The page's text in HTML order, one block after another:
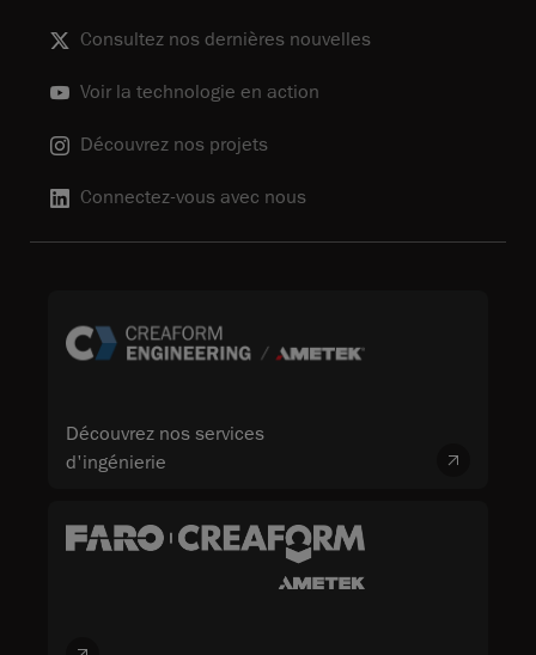
Consultez nos dernières nouvelles
Voir la technologie en action
Découvrez nos projets
Connectez-vous avec nous
Découvrez nos services
d'ingénierie